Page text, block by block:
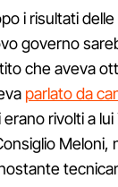
i risultati
governo
che aveva
parlato da
rivolti a
Meloni,